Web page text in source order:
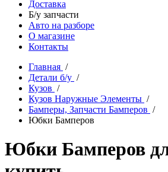
Доставка
Б/у запчасти
Авто на разборе
О магазине
Контакты
Главная /
Детали б/у /
Кузов /
Кузов Наружные Элементы /
Бамперы, Запчасти Бамперов /
Юбки Бамперов
Юбки Бамперов